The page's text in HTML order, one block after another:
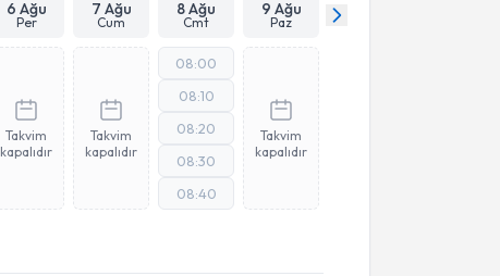
6 Ağu
Per
7 Ağu
Cum
8 Ağu
Cmt
9 Ağu
Paz
Takvim
kapalıdır
Takvim
kapalıdır
08:00
08:10
08:20
08:30
08:40
Takvim
kapalıdır